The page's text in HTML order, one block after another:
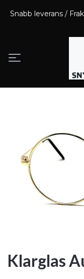
Snabb leverans /
Klarglas